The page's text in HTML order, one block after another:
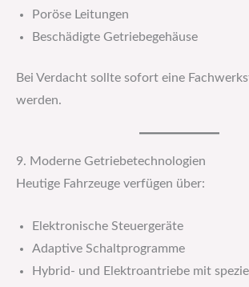
Poröse Leitungen
Beschädigte Getriebegehäuse
Bei Verdacht sollte sofort eine
werden.
9. Moderne Getriebetechnologien
Heutige Fahrzeuge verfügen über:
Elektronische Steuergeräte
Adaptive Schaltprogramme
Hybrid- und Elektroantriebe mit